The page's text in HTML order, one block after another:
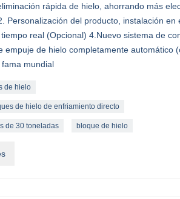
rápida de hielo, ahorrando más
Personalización del producto, instalación en
real (Opcional) 4.Nuevo sistema de
empuje de hielo completamente automático
mundial
de hielo
de hielo de enfriamiento directo
de 30 toneladas bloque de hielo